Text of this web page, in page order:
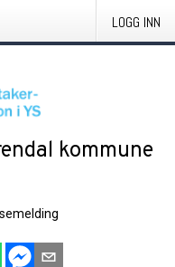
LOGG INN
kommune